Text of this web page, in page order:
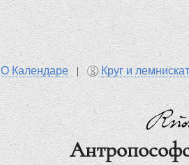
О Календаре| Круг и